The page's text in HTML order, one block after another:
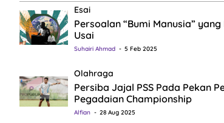
Esai
Persoalan “Bumi Manusia” yang
Usai
Suhairi Ahmad 5 Feb 2025
Olahraga
Persiba Jajal PSS Pada Pekan
Pegadaian Championship
Alfian 28 Aug 2025